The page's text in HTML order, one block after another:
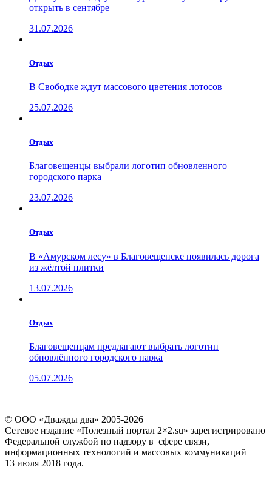
открыть в сентябре
31.07.2026
Отдых
В Свободке ждут массового цветения лотосов
25.07.2026
Отдых
Благовещенцы выбрали логотип обновленного
городского парка
23.07.2026
Отдых
В «Амурском лесу» в Благовещенске появилась дорога
из жёлтой плитки
13.07.2026
Отдых
Благовещенцам предлагают выбрать логотип
обновлённого городского парка
05.07.2026
© ООО «Дважды два» 2005-2026
Сетевое издание «Полезный портал 2×2.su» зарегистрировано
Федеральной службой по надзору в сфере связи,
информационных технологий и массовых коммуникаций
13 июля 2018 года.